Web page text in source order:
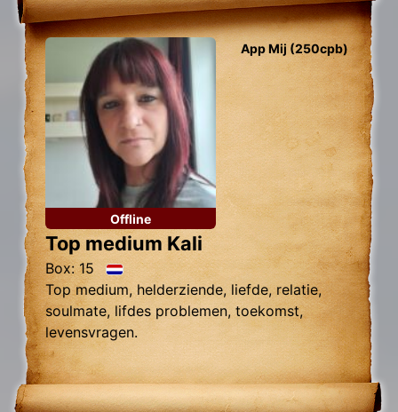
Offline
App Mij (250cpb)
Top medium Kali
Box: 15
Top medium, helderziende, liefde, relatie,
soulmate, lifdes problemen, toekomst,
levensvragen.